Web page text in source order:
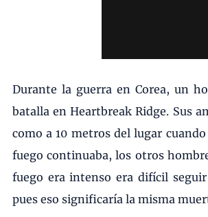
Durante la guerra en Corea, un
batalla en Heartbreak Ridge. Sus
como a 10 metros del lugar
fuego continuaba, los otros
fuego era intenso era difícil
pues eso significaría la misma